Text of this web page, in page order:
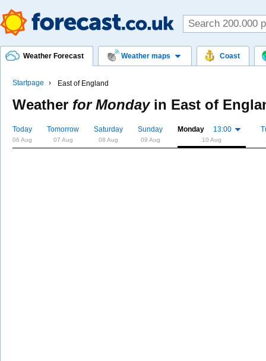
Weather Forecast Weather maps Coast
Startpage East of England
Weather for Mondayin East of
Today
06 Aug
Tomorrow
07 Aug
Saturday
08 Aug
Sunday
09 Aug
Monday 13:00
10 Aug